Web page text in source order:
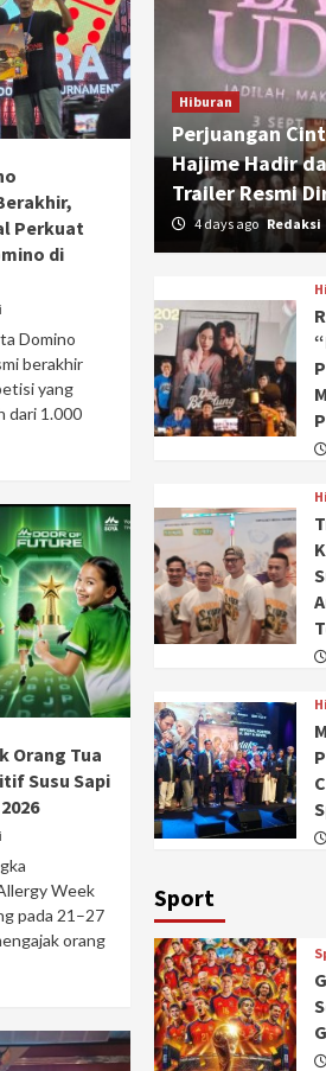
Perkuat
di
Domino
berakhir
yang
dari 1.000
Orang Tua
Susu Sapi
Week
pada 21–27
orang
Hiburan
Perjuangan
Hajime Hadir
Trailer Resmi
4 days ago Redaksi
Sport